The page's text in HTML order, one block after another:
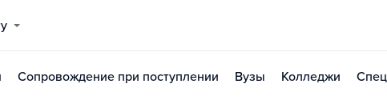
Сопровождение при поступлении Вузы Колледжи